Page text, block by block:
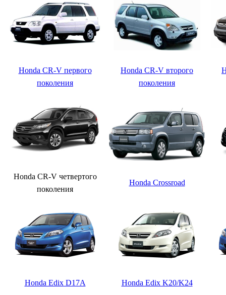
Honda CR-V первого
поколения
Honda CR-V второго
поколения
Honda CR-V четвертого
поколения
Honda Crossroad
Honda Edix D17A Honda Edix K20/K24